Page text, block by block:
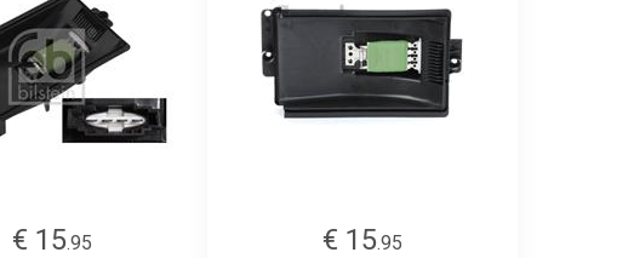
€ 15.95
€ 15.95